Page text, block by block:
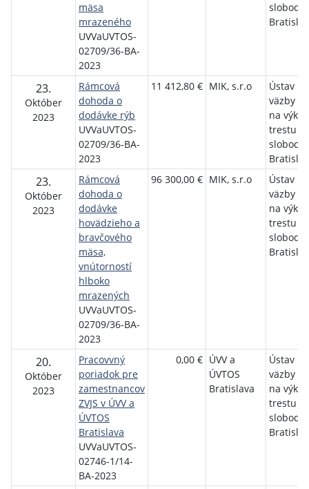
mäsa
mrazeného
UVVaUVTOS-
02709/36-BA-
2023
slobody
23.
Október
2023
Rámcová
dohoda o
dodávke rýb
UVVaUVTOS-
02709/36-BA-
2023
11 412,80 € MIK, s.r.o
Ústav
väzby a
na výkon
trestu
slobody
23.
Október
2023
Rámcová
dohoda o
dodávke
hovädzieho a
bravčového
mäsa,
vnútorností
hlboko
mrazených
UVVaUVTOS-
02709/36-BA-
2023
96 300,00 € MIK, s.r.o
Ústav
väzby a
na výkon
trestu
slobody
20.
Október
2023
Pracovvný
poriadok pre
zamestnancov
ZVJS v ÚVV a
ÚVTOS
Bratislava
UVVaUVTOS-
02746-1/14-
BA-2023
0,00 € ÚVV a
ÚVTOS
Bratislava
Ústav
väzby a
na výkon
trestu
slobody